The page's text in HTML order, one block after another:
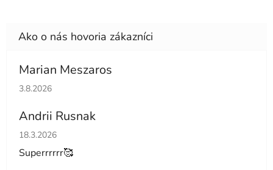
Marian Meszaros
Hodnotenie obchodu je 5 z 5 hviezdičiek.
3.8.2026
Andrii Rusnak
Hodnotenie obchodu je 5 z 5 hviezdičiek.
18.3.2026
Superrrrrr🥰